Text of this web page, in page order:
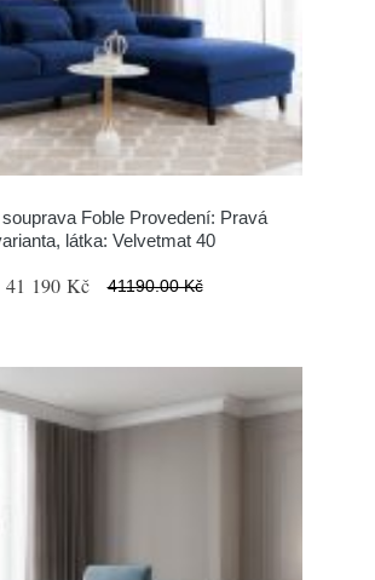
Foble Provedení: Pravá
látka: Velvetmat 40
41 190 Kč 41190.00 Kč